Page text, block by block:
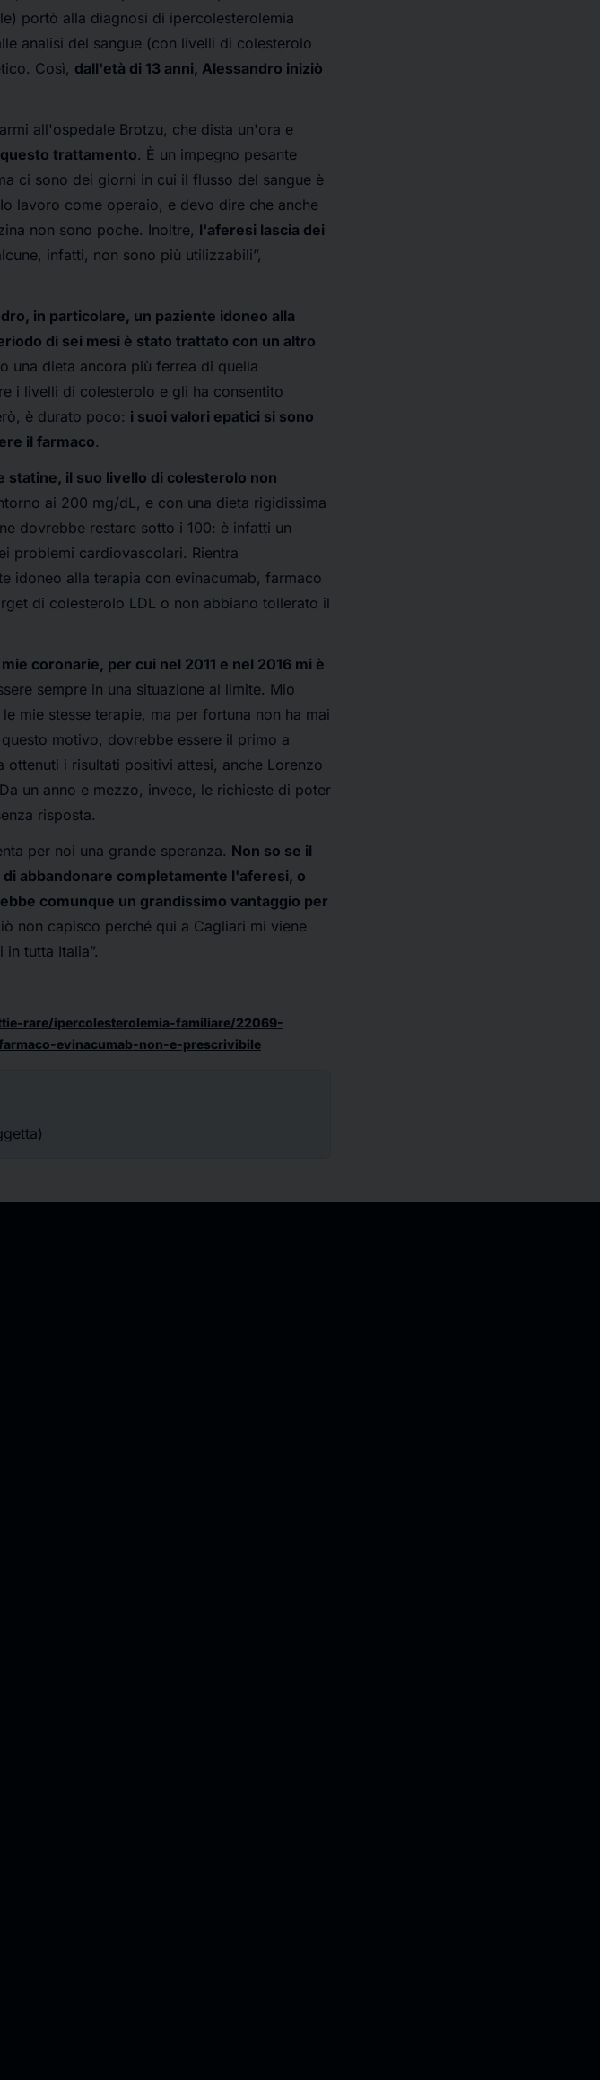
portò alla diagnosi di ipercolesterolemia
analisi del sangue (con livelli di colesterolo
Così, dall'età di 13 anni, Alessandro iniziò
all'ospedale Brotzu, che dista un'ora e
trattamento. È un impegno pesante
ci sono dei giorni in cui il flusso del sangue è
lavoro come operaio, e devo dire che anche
non sono poche. Inoltre, l'aferesi lascia dei
infatti, non sono più utilizzabili”,
in particolare, un paziente idoneo alla
di sei mesi è stato trattato con un altro
una dieta ancora più ferrea di quella
i livelli di colesterolo e gli ha consentito
è durato poco: i suoi valori epatici si sono
il farmaco.
statine, il suo livello di colesterolo non
ai 200 mg/dL, e con una dieta rigidissima
dovrebbe restare sotto i 100: è infatti un
problemi cardiovascolari. Rientra
idoneo alla terapia con evinacumab, farmaco
di colesterolo LDL o non abbiano tollerato il
coronarie, per cui nel 2011 e nel 2016 mi è
sempre in una situazione al limite. Mio
mie stesse terapie, ma per fortuna non ha mai
motivo, dovrebbe essere il primo a
i risultati positivi attesi, anche Lorenzo
un anno e mezzo, invece, le richieste di poter
risposta.
per noi una grande speranza. Non so se il
abbandonare completamente l'aferesi, o
comunque un grandissimo vantaggio per
non capisco perché qui a Cagliari mi viene
tutta Italia”.
rare/ipercolesterolemia-familiare/22069-
evinacumab-non-e-prescrivibile